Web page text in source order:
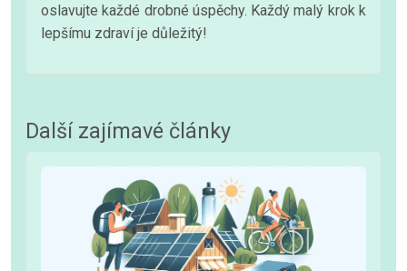
oslavujte každé drobné úspěchy. Každý malý krok k
lepšímu zdraví je důležitý!
Další zajímavé články